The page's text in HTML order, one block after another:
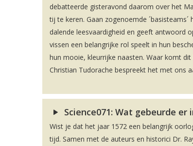
debatteerde gisteravond daarom over het
tij te keren. Gaan zogenoemde
dalende leesvaardigheid en geeft antwoord
vissen een belangrijke rol speelt in hun
hun mooie, kleurrijke naasten. Waar komt
Christian Tudorache bespreekt het met ons
Science071: Wat gebeurde
Wist je dat het jaar 1572 een belangrijk
tijd. Samen met de auteurs en historici Dr.